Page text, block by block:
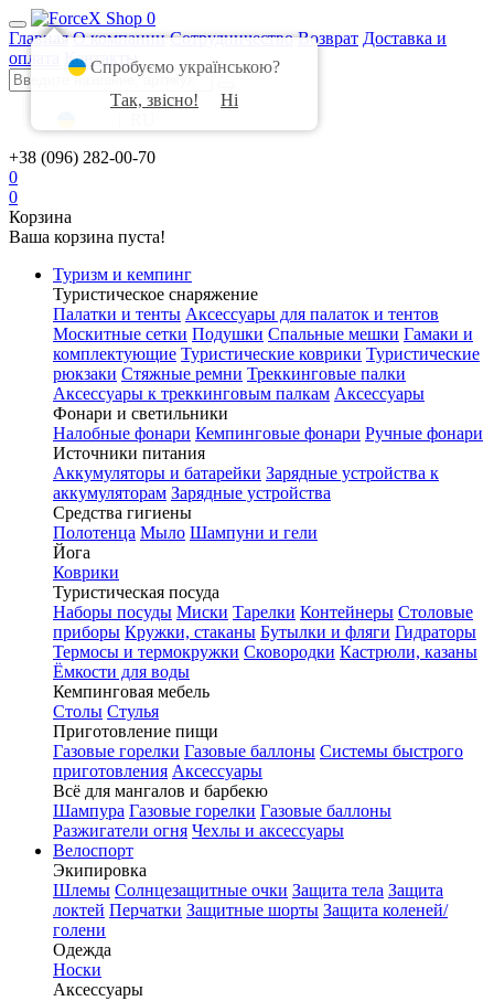
0
Главная О компании Сотрудничество Возврат Доставка и
оплата
Контакты
+38 (096) 282-00-70
0
0
Корзина
Ваша корзина пуста!
Туризм и кемпинг
Туристическое снаряжение
Палатки и тенты Аксессуары для палаток и тентов
Москитные сетки Подушки Спальные мешки Гамаки и
комплектующие Туристические коврики Туристические
рюкзаки Стяжные ремни Треккинговые палки
Аксессуары к треккинговым палкам Аксессуары
Фонари и светильники
Налобные фонари Кемпинговые фонари Ручные фонари
Источники питания
Аккумуляторы и батарейки Зарядные устройства к
аккумуляторам Зарядные устройства
Средства гигиены
Полотенца Мыло Шампуни и гели
Йога
Коврики
Туристическая посуда
Наборы посуды Миски Тарелки Контейнеры Столовые
приборы Кружки, стаканы Бутылки и фляги Гидраторы
Термосы и термокружки Сковородки Кастрюли, казаны
Ёмкости для воды
Кемпинговая мебель
Столы Стулья
Приготовление пищи
Газовые горелки Газовые баллоны Системы быстрого
приготовления Аксессуары
Всё для мангалов и барбекю
Шампура Газовые горелки Газовые баллоны
Разжигатели огня Чехлы и аксессуары
Велоспорт
Экипировка
Шлемы Солнцезащитные очки Защита тела Защита
локтей Перчатки Защитные шорты Защита коленей/
голени
Одежда
Носки
Аксессуары
Спробуємо українською?
Так, звісно!
Ні